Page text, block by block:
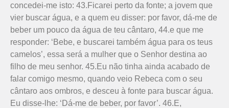
concedei-me isto: 43.Ficarei perto da fonte; a jovem que
vier buscar água, e a quem eu disser: por favor, dá-me de
beber um pouco da água de teu cântaro, 44.e que me
responder: ‘Bebe, e buscarei também água para os teus
camelos’, essa será a mulher que o Senhor destina ao
filho de meu senhor. 45.Eu não tinha ainda acabado de
falar comigo mesmo, quando veio Rebeca com o seu
cântaro aos ombros, e desceu à fonte para buscar água.
Eu disse-lhe: ‘Dá-me de beber, por favor’. 46.E,